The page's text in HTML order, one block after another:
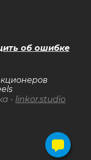
- linkor.studio
об ошибке